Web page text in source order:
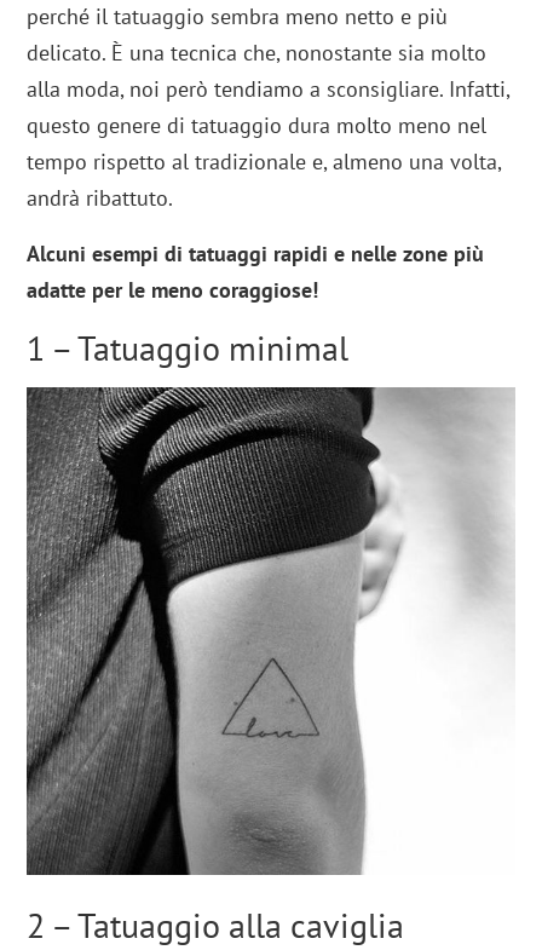
perché il tatuaggio sembra meno netto e più
delicato. È una tecnica che, nonostante sia molto
alla moda, noi però tendiamo a sconsigliare. Infatti,
questo genere di tatuaggio dura molto meno nel
tempo rispetto al tradizionale e, almeno una volta,
andrà ribattuto.
Alcuni esempi di tatuaggi rapidi e nelle zone più
adatte per le meno coraggiose!
1 – Tatuaggio minimal
2 – Tatuaggio alla caviglia